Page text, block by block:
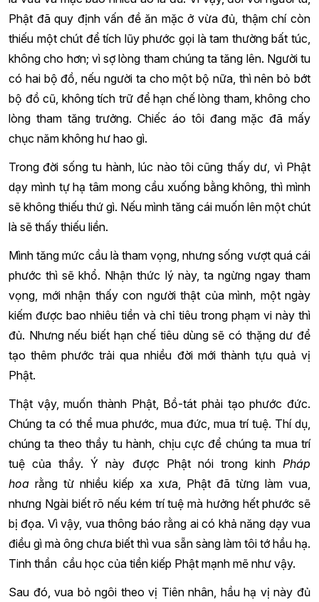
Phật đã quy định vấn đề ăn mặc ở vừa đủ, thậm chí còn
thiếu một chút để tích lũy phước gọi là tam thường bất túc,
không cho hơn; vì sợ lòng tham chúng ta tăng lên. Người tu
có hai bộ đồ, nếu người ta cho một bộ nữa, thì nên bỏ bớt
bộ đồ cũ, không tích trữ để hạn chế lòng tham, không cho
lòng tham tăng trưởng. Chiếc áo tôi đang mặc đã mấy
chục năm không hư hao gì.
Trong đời sống tu hành, lúc nào tôi cũng thấy dư, vì Phật
dạy mình tự hạ tâm mong cầu xuống bằng không, thì mình
sẽ không thiếu thứ gì. Nếu mình tăng cái muốn lên một chút
là sẽ thấy thiếu liền.
Mình tăng mức cầu là tham vọng, nhưng sống vượt quá cái
phước thì sẽ khổ. Nhận thức lý này, ta ngừng ngay tham
vọng, mới nhận thấy con người thật của mình, một ngày
kiếm được bao nhiêu tiền và chỉ tiêu trong phạm vi này thì
đủ. Nhưng nếu biết hạn chế tiêu dùng sẽ có thặng dư để
tạo thêm phước trải qua nhiều đời mới thành tựu quả vị
Phật.
Thật vậy, muốn thành Phật, Bồ-tát phải tạo phước đức.
Chúng ta có thể mua phước, mua đức, mua trí tuệ. Thí dụ,
chúng ta theo thầy tu hành, chịu cực để chúng ta mua trí
tuệ của thầy. Ý này được Phật nói trong kinh Pháp
hoa rằng từ nhiều kiếp xa xưa, Phật đã từng làm vua,
nhưng Ngài biết rõ nếu kém trí tuệ mà hưởng hết phước sẽ
bị đọa. Vì vậy, vua thông báo rằng ai có khả năng dạy vua
điều gì mà ông chưa biết thì vua sẵn sàng làm tôi tớ hầu hạ.
Tinh thần cầu học của tiền kiếp Phật mạnh mẽ như vậy.
Sau đó, vua bỏ ngôi theo vị Tiên nhân, hầu hạ vị này đủ